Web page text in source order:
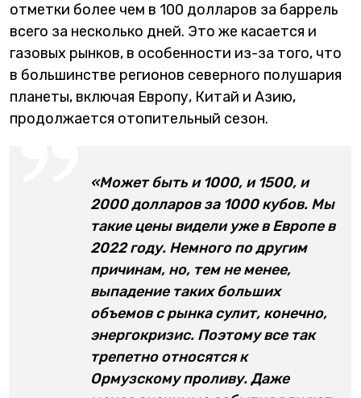
отметки более чем в 100 долларов за баррель
всего за несколько дней. Это же касается и
газовых рынков, в особенности из-за того, что
в большинстве регионов северного полушария
планеты, включая Европу, Китай и Азию,
продолжается отопительный сезон.
«Может быть и 1000, и 1500, и
2000 долларов за 1000 кубов. Мы
такие цены видели уже в Европе в
2022 году. Немного по другим
причинам, но, тем не менее,
выпадение таких больших
объемов с рынка сулит, конечно,
энергокризис. Поэтому все так
трепетно относятся к
Ормузскому проливу. Даже